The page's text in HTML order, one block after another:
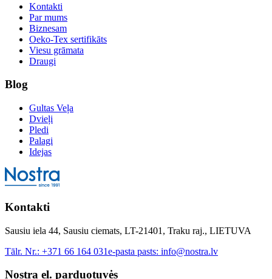
Kontakti
Par mums
Biznesam
Oeko-Tex sertifikāts
Viesu grāmata
Draugi
Blog
Gultas Veļa
Dvieļi
Pledi
Palagi
Idejas
Kontakti
Sausiu iela 44, Sausiu ciemats, LT-21401, Traku raj., LIETUVA
Tālr. Nr.: +371 66 164 031e-pasta pasts: info@nostra.lv
Nostra el. parduotuvės